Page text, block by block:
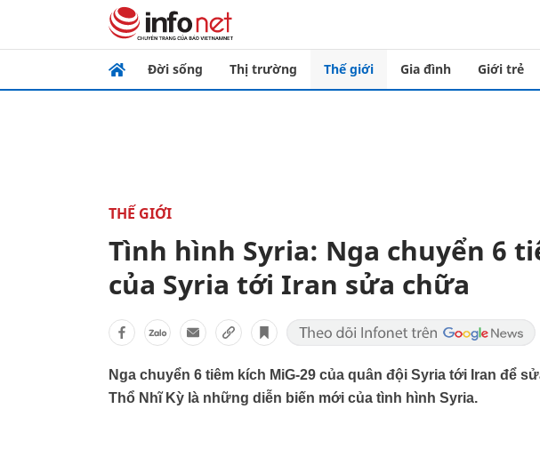
Đời sống Thị trường Thế giới Gia đình Giới trẻ
THẾ GIỚI
Tình hình Syria: Nga chuyển 6
của Syria tới Iran sửa chữa
Nga chuyển 6 tiêm kích MiG-29 của quân đội Syria tới Iran để
Thổ Nhĩ Kỳ là những diễn biến mới của tình hình Syria.